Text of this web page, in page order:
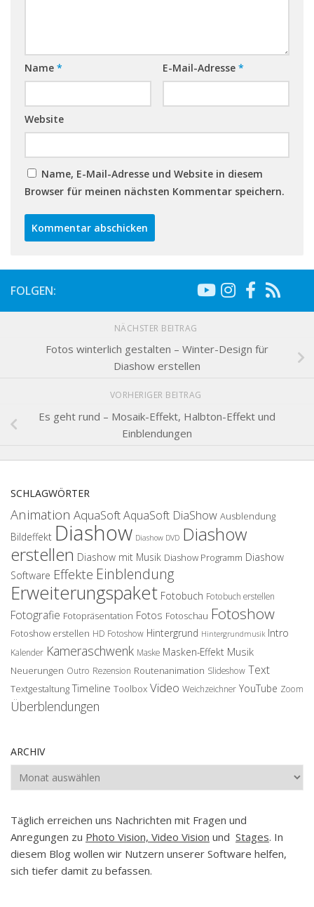
Name * E-Mail-Adresse *
Website
Name, E-Mail-Adresse und Website in diesem
Browser für meinen nächsten Kommentar speichern.
FOLGEN:
NÄCHSTER BEITRAG
Fotos winterlich gestalten – Winter-Design für
Diashow erstellen
VORHERIGER BEITRAG
Es geht rund – Mosaik-Effekt, Halbton-Effekt und
Einblendungen
SCHLAGWÖRTER
Animation AquaSoftAquaSoft DiaShow Ausblendung
Bildeffekt Diashow Diashow DVD Diashow
erstellen Diashow mit Musik Diashow Programm Diashow
Software Effekte Einblendung
Erweiterungspaket Fotobuch Fotobuch erstellen
Fotografie Fotopräsentation Fotos Fotoschau Fotoshow
Fotoshow erstellen HD Fotoshow Hintergrund Hintergrundmusik Intro
Kalender Kameraschwenk Maske Masken-Effekt Musik
Neuerungen Outro Rezension Routenanimation Slideshow Text
Textgestaltung Timeline Toolbox Video Weichzeichner YouTube Zoom
Überblendungen
ARCHIV
Archiv
Täglich erreichen uns Nachrichten mit Fragen und
Anregungen zu Photo Vision, Video Vision und Stages. In
diesem Blog wollen wir Nutzern unserer Software helfen,
sich tiefer damit zu befassen.